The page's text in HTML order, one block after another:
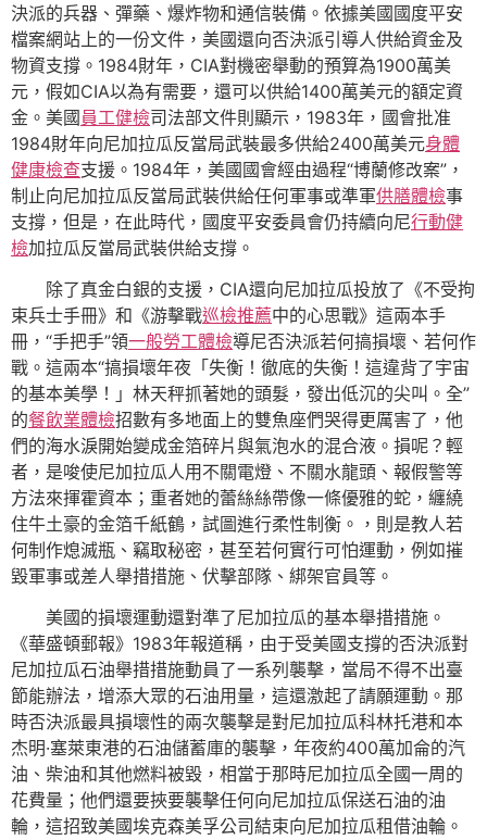
決派的兵器、彈藥、爆炸物和通信裝備。依據美國國度平安
檔案網站上的一份文件，美國還向否決派引導人供給資金及
物資支撐。1984財年，CIA對機密舉動的預算為1900萬美
元，假如CIA以為有需要，還可以供給1400萬美元的額定資
金。美國員工健檢司法部文件則顯示，1983年，國會批准
1984財年向尼加拉瓜反當局武裝最多供給2400萬美元身體
健康檢查支援。1984年，美國國會經由過程“博蘭修改案”，
制止向尼加拉瓜反當局武裝供給任何軍事或準軍供膳體檢事
支撐，但是，在此時代，國度平安委員會仍持續向尼行動健
檢加拉瓜反當局武裝供給支撐。
除了真金白銀的支援，CIA還向尼加拉瓜投放了《不受拘
束兵士手冊》和《游擊戰巡檢推薦中的心思戰》這兩本手
冊，“手把手”領一般勞工體檢導尼否決派若何搞損壞、若何作
戰。這兩本“搞損壞年夜「失衡！徹底的失衡！這違背了宇宙
的基本美學！」林天秤抓著她的頭髮，發出低沉的尖叫。全”
的餐飲業體檢招數有多地面上的雙魚座們哭得更厲害了，他
們的海水淚開始變成金箔碎片與氣泡水的混合液。損呢？輕
者，是唆使尼加拉瓜人用不關電燈、不關水龍頭、報假警等
方法來揮霍資本；重者她的蕾絲絲帶像一條優雅的蛇，纏繞
住牛土豪的金箔千紙鶴，試圖進行柔性制衡。，則是教人若
何制作熄滅瓶、竊取秘密，甚至若何實行可怕運動，例如摧
毀軍事或差人舉措措施、伏擊部隊、綁架官員等。
美國的損壞運動還對準了尼加拉瓜的基本舉措措施。
《華盛頓郵報》1983年報道稱，由于受美國支撐的否決派對
尼加拉瓜石油舉措措施動員了一系列襲擊，當局不得不出臺
節能辦法，增添大眾的石油用量，這還激起了請願運動。那
時否決派最具損壞性的兩次襲擊是對尼加拉瓜科林托港和本
杰明·塞萊東港的石油儲蓄庫的襲擊，年夜約400萬加侖的汽
油、柴油和其他燃料被毀，相當于那時尼加拉瓜全國一周的
花費量；他們還要挾要襲擊任何向尼加拉瓜保送石油的油
輪，這招致美國埃克森美孚公司結束向尼加拉瓜租借油輪。